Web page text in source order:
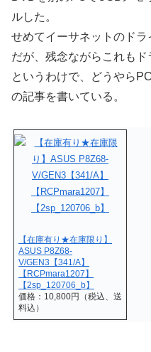
ルした。
せめてイーサネットのド
だが、残念ながらこれもド
というわけで、どうやら
の記事を書いている。
【在庫有り★在庫限り】
ASUS P8Z68-
V/GEN3【341/A】
【RCPmara1207】
【2sp_120706_b】
価格：10,800円（税込、送
料込）